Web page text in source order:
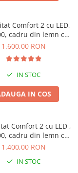
Comfort 2 cu LED,
cadru din lemn cu
fixa, culoare Crem
1.600,00 RON
IN STOC
IN COS
Comfort 2 cu LED ,
cadru din lemn cu
fixa, culoare Roz
1.400,00 RON
IN STOC